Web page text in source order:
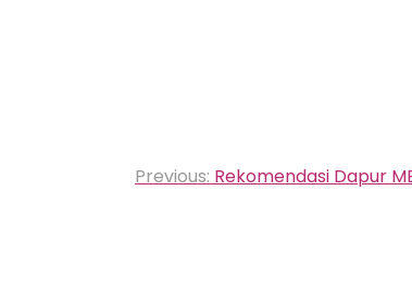
Navigasi
Previous: Rekomendasi Dapur